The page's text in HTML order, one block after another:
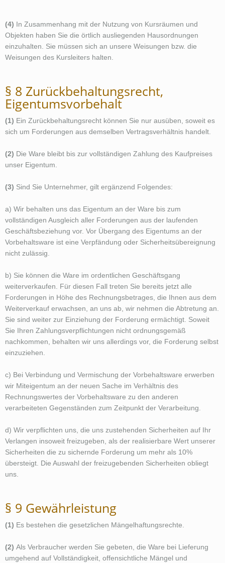
(4) In Zusammenhang mit der Nutzung von Kursräumen und
Objekten haben Sie die örtlich ausliegenden Hausordnungen
einzuhalten. Sie müssen sich an unsere Weisungen bzw. die
Weisungen des Kursleiters halten.
§ 8 Zurückbehaltungsrecht,
Eigentumsvorbehalt
(1) Ein Zurückbehaltungsrecht können Sie nur ausüben, soweit es
sich um Forderungen aus demselben Vertragsverhältnis handelt.
(2) Die Ware bleibt bis zur vollständigen Zahlung des Kaufpreises
unser Eigentum.
(3) Sind Sie Unternehmer, gilt ergänzend Folgendes:
a) Wir behalten uns das Eigentum an der Ware bis zum
vollständigen Ausgleich aller Forderungen aus der laufenden
Geschäftsbeziehung vor. Vor Übergang des Eigentums an der
Vorbehaltsware ist eine Verpfändung oder Sicherheitsübereignung
nicht zulässig.
b) Sie können die Ware im ordentlichen Geschäftsgang
weiterverkaufen. Für diesen Fall treten Sie bereits jetzt alle
Forderungen in Höhe des Rechnungsbetrages, die Ihnen aus dem
Weiterverkauf erwachsen, an uns ab, wir nehmen die Abtretung an.
Sie sind weiter zur Einziehung der Forderung ermächtigt. Soweit
Sie Ihren Zahlungsverpflichtungen nicht ordnungsgemäß
nachkommen, behalten wir uns allerdings vor, die Forderung selbst
einzuziehen.
c) Bei Verbindung und Vermischung der Vorbehaltsware erwerben
wir Miteigentum an der neuen Sache im Verhältnis des
Rechnungswertes der Vorbehaltsware zu den anderen
verarbeiteten Gegenständen zum Zeitpunkt der Verarbeitung.
d) Wir verpflichten uns, die uns zustehenden Sicherheiten auf Ihr
Verlangen insoweit freizugeben, als der realisierbare Wert unserer
Sicherheiten die zu sichernde Forderung um mehr als 10%
übersteigt. Die Auswahl der freizugebenden Sicherheiten obliegt
uns.
§ 9 Gewährleistung
(1) Es bestehen die gesetzlichen Mängelhaftungsrechte.
(2) Als Verbraucher werden Sie gebeten, die Ware bei Lieferung
umgehend auf Vollständigkeit, offensichtliche Mängel und